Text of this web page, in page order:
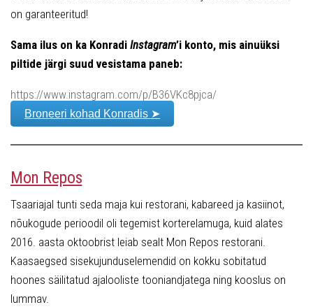
on garanteeritud!
Sama ilus on ka Konradi Instagram’i konto, mis ainuüksi
piltide järgi suud vesistama paneb:
https://www.instagram.com/p/B36VKc8pjca/
Broneeri kohad Konradis ➤
Mon Repos
Tsaariajal tunti seda maja kui restorani, kabareed ja kasiinot,
nõukogude perioodil oli tegemist korterelamuga, kuid alates
2016. aasta oktoobrist leiab sealt Mon Repos restorani.
Kaasaegsed sisekujunduselemendid on kokku sobitatud
hoones säilitatud ajalooliste tooniandjatega ning kooslus on
lummav.